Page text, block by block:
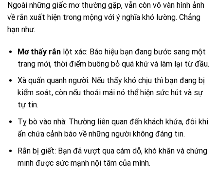
Ngoài những giấc mơ thường gặp, vẫn còn vô vàn hình ảnh
về rắn xuất hiện trong mộng với ý nghĩa khó lường. Chẳng
hạn như:
Mơ thấy rắn lột xác: Báo hiệu bạn đang bước sang một
trang mới, thời điểm buông bỏ quá khứ và làm lại từ đầu.
Xà quấn quanh người: Nếu thấy khó chịu thì bạn đang bị
kiểm soát, còn nếu thoải mái nó thể hiện sức hút và sự
tự tin.
Tỵ bò vào nhà: Thường liên quan đến khách khứa, đôi khi
ẩn chứa cảnh báo về những người không đáng tin.
Rắn bị giết: Bạn đã vượt qua cám dỗ, khó khăn và chứng
minh được sức mạnh nội tâm của mình.